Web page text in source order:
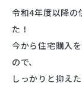
令和4年度以降の
た！
今から住宅購入
ので、
しっかりと抑え